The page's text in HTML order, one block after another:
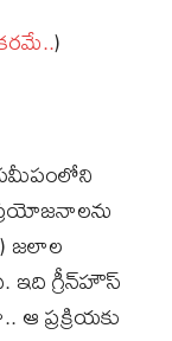
)
జలాల
ఇది గ్రీన్‌హౌస్
ప్రక్రియకు